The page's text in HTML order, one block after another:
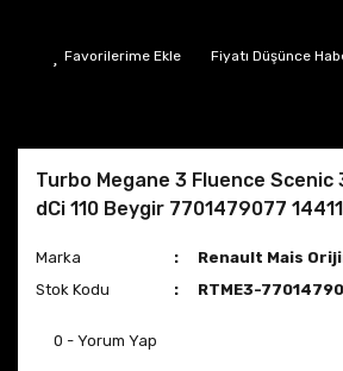
Fiyatı Düşünce
Turbo Megane 3 Fluence Scenic
dCi 110 Beygir 7701479077
Marka
Renault Mais
Stok Kodu
RTME3-
0 - Yorum Yap